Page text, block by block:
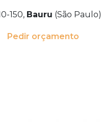
150, Bauru (São Paulo)
Pedir orçamento